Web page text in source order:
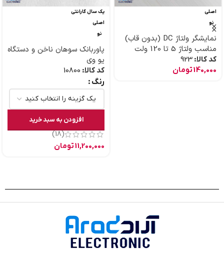
اصلی
نو
نمایشگر ولتاژ DC (بدون قاب)
مناسب ولتاژ 5 تا 120 ولت
کد کالا: 923
140,000تومان
یک سال گارانتی
اصلی
نو
پاوربانک سوهان ناخن و دستگاه
یو وی
کد کالا: 10800
رنگ
افزودن به سبد خرید
(18)
11,200,000تومان